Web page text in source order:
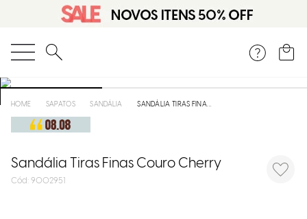
O que você está procurando?
SAPATOS SANDÁLIA SANDÁLIA TIRAS FINAS COURO CHERRY
Sandália Tiras Finas Couro Cherry
: 9002951